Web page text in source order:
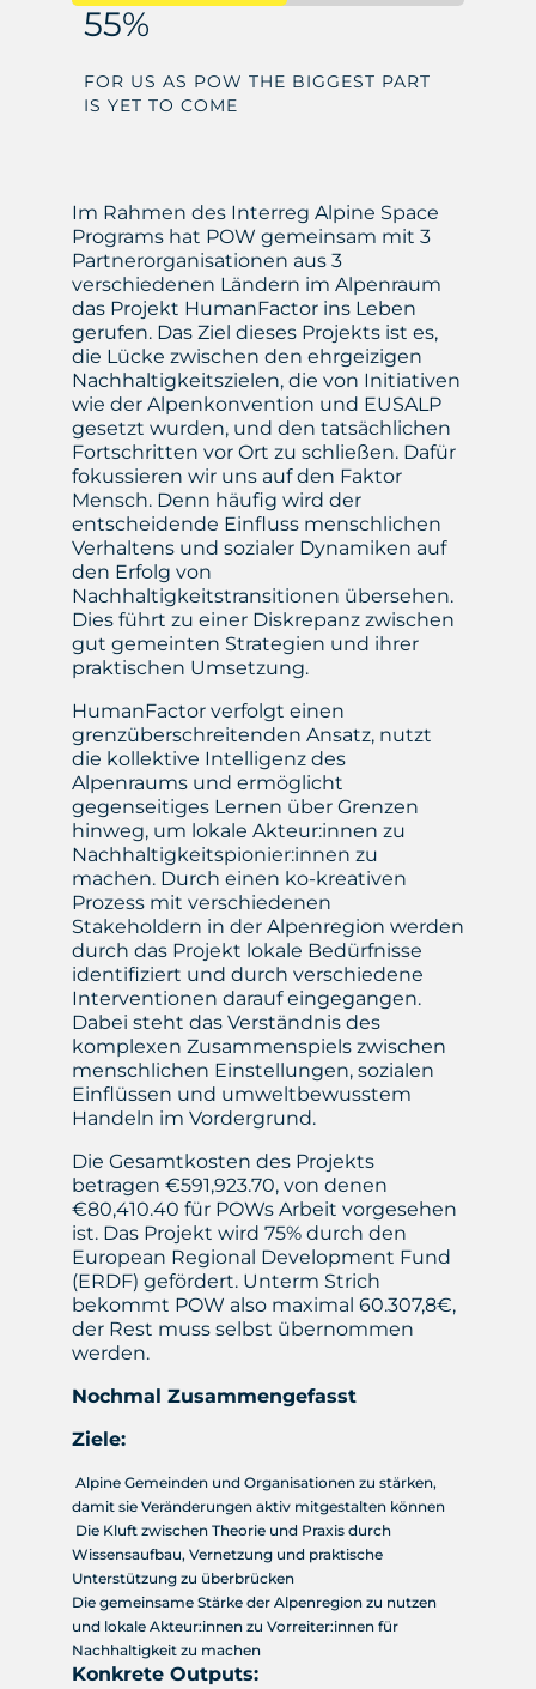
55%
FOR US AS POW THE BIGGEST PART
IS YET TO COME
Im Rahmen des Interreg Alpine Space
Programs hat POW gemeinsam mit 3
Partnerorganisationen aus 3
verschiedenen Ländern im Alpenraum
das Projekt HumanFactorins Leben
gerufen. Das Ziel dieses Projekts ist es,
die Lücke zwischen den ehrgeizigen
Nachhaltigkeitszielen, die von Initiativen
wie der Alpenkonvention und EUSALP
gesetzt wurden, und den tatsächlichen
Fortschritten vor Ort zu schließen. Dafür
fokussieren wir uns auf den Faktor
Mensch. Denn häufig wird der
entscheidende Einfluss menschlichen
Verhaltens und sozialer Dynamiken auf
den Erfolg von
Nachhaltigkeitstransitionen übersehen.
Dies führt zu einer Diskrepanz zwischen
gut gemeinten Strategien und ihrer
praktischen Umsetzung.
HumanFactor verfolgt einen
grenzüberschreitenden Ansatz, nutzt
die kollektive Intelligenz des
Alpenraums und ermöglicht
gegenseitiges Lernen über Grenzen
hinweg, um lokale Akteur:innen zu
Nachhaltigkeitspionier:innen zu
machen. Durch einen ko-kreativen
Prozess mit verschiedenen
Stakeholdern in der Alpenregion werden
durch das Projekt lokale Bedürfnisse
identifiziert und durch verschiedene
Interventionen darauf eingegangen.
Dabei steht das Verständnis des
komplexen Zusammenspiels zwischen
menschlichen Einstellungen, sozialen
Einflüssen und umweltbewusstem
Handeln im Vordergrund.
Die Gesamtkosten des Projekts
betragen €591,923.70, von denen
€80,410.40 für POWs Arbeit vorgesehen
ist. Das Projekt wird 75% durch den
European Regional Development Fund
(ERDF) gefördert. Unterm Strich
bekommt POW also maximal 60.307,8€,
der Rest muss selbst übernommen
werden.
Nochmal Zusammengefasst
Ziele:
Alpine Gemeinden und Organisationen zu stärken,
damit sie Veränderungen aktiv mitgestalten können
Die Kluft zwischen Theorie und Praxis durch
Wissensaufbau, Vernetzung und praktische
Unterstützung zu überbrücken
Die gemeinsame Stärke der Alpenregion zu nutzen
und lokale Akteur:innen zu Vorreiter:innen für
Nachhaltigkeit zu machen
Konkrete Outputs: